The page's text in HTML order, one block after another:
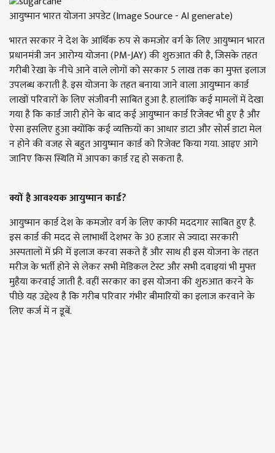
आयुष्मान भारत योजना अपडेट (Image Source - AI generate)
भारत सरकार ने देश के आर्थिक रुप से कमजोर वर्ग के लिए आयुष्मान भारत
प्रधानमंत्री जन आरोग्य योजना (PM-JAY) की शुरुआत की है, जिसके तहत
गरीबी रेखा के नीचे आने वाले लोगों को सरकार 5 लाख तक का मुफ्त इलाज
उपलब्ध कराती है. इस योजना के तहत बनाया जाने वाला आयुष्मान कार्ड
लाखों परिवारों के लिए संजीवनी साबित हुआ है. हालांकि कई मामलों में देखा
गया है कि कार्ड जारी होने के बाद कई आयुष्मान कार्ड रिजेक्ट भी हुए है और
ऐसा इसलिए हुआ क्योंकि कई व्यक्तियों का आधार डाटा और सोर्स डाटा मेल
न होने की वजह से बहुत आयुष्मान कार्ड को रिजेक्ट किया गया. आइए आगे
जानिए किस स्थिति में आपका कार्ड रद्द हो सकता है.
क्यों है आवश्यक आयुष्मान कार्ड?
आयुष्मान कार्ड देश के कमजोर वर्ग के लिए काफी मददगार साबित हुए है.
इस कार्ड की मदद से लाभार्थी देशभर के 30 हजार से ज्यादा सरकारी
अस्पतालों में फ्री में इलाज करवा सकते हैं और साथ ही इस योजना के तहत
मरीज के भर्ती होने से लेकर सभी मेडिकल टेस्ट और सभी दवाइयां भी मुफ्त
मुहैया करवाई जाती है. वहीं सरकार का इस योजना की शुरुआत करने के
पीछे यह उद्देश्य है कि गरीब परिवार गंभीर बीमारियों का इलाज करवाने के
लिए कर्ज में न डूबें.